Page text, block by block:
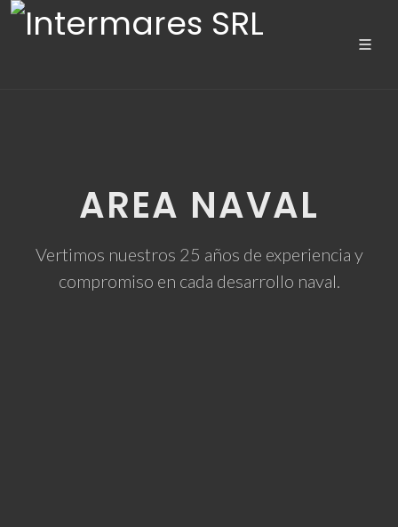
AREA NAVAL
Vertimos nuestros 25 años de experiencia y
compromiso en cada desarrollo naval.